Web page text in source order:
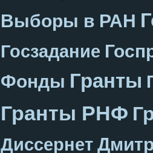
Выборы в РАН
Госзадание
Фонды Гранты
Гранты РНФ
Диссернет